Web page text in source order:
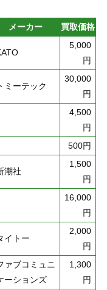
メーカー
買取価格
5,000
円
ミーテック
30,000
円
4,500
円
500円
潮社
1,500
円
16,000
円
イトー
2,000
円
ァブコミュニ
ーションズ
1,300
円